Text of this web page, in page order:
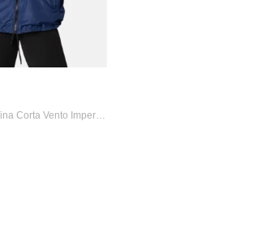
Jaqueta Feminina Corta Vento Impermeável...